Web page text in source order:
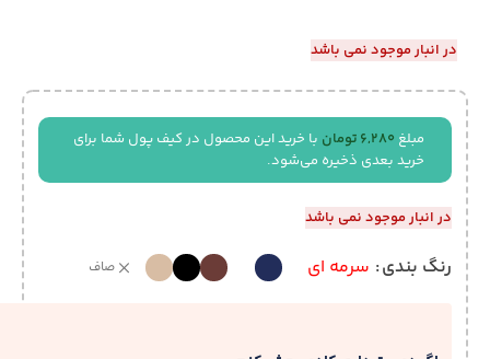
در انبار موجود نمی باشد
مبلغ 6,280 تومان با خرید این محصول در کیف پول شما برای
خرید بعدی ذخیره می‌شود.
در انبار موجود نمی باشد
رنگ بندی سرمه ای صاف